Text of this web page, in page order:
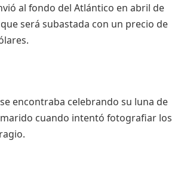
al fondo del Atlántico en abril de
será subastada con un precio de
encontraba celebrando su luna de
cuando intentó fotografiar los